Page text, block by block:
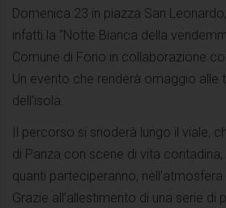
Domenica 23 in piazza San
infatti la “Notte Bianca della
Comune di Forio in collaborazione
Un evento che renderà omaggio alle
dell’isola.
Il percorso si snoderà lungo il viale,
di Panza con scene di vita
quanti parteciperanno,
Grazie all’allestimento di una serie di